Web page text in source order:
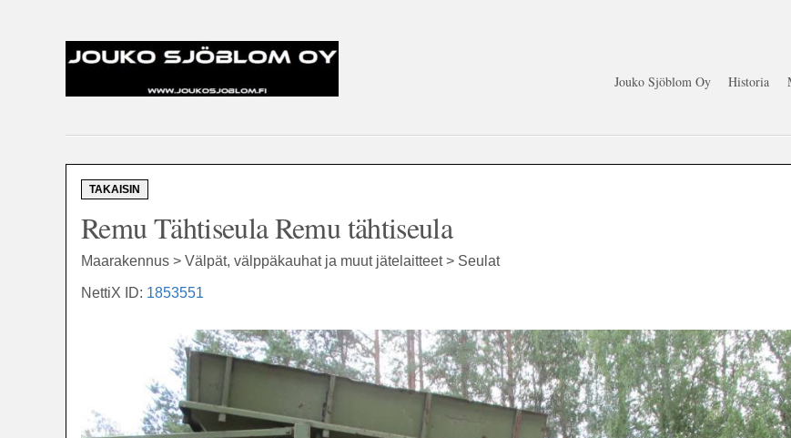
Jouko Sjöblom Oy Historia
TAKAISIN
Remu Tähtiseula Remu tähtiseula
Maarakennus > Välpät, välppäkauhat ja muut jätelaitteet > Seulat
NettiX ID: 1853551